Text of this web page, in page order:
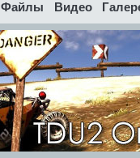
Файлы Видео